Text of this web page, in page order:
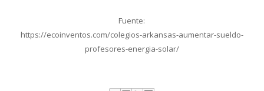
Fuente:
https://ecoinventos.com/colegios-arkansas-aumentar-sueldo-
profesores-energia-solar/